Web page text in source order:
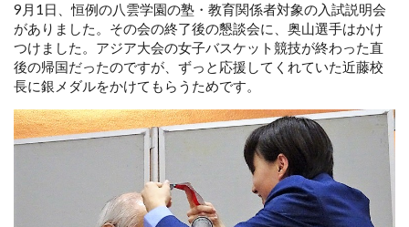
9月1日、恒例の八雲学園の塾・教育関係者対象の入試説明会
がありました。その会の終了後の懇談会に、奥山選手はかけ
つけました。アジア大会の女子バスケット競技が終わった直
後の帰国だったのですが、ずっと応援してくれていた近藤校
長に銀メダルをかけてもらうためです。